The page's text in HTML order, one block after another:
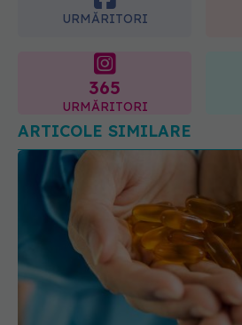
URMĂRITORI
365
URMĂRITORI
ARTICOLE SIMILARE